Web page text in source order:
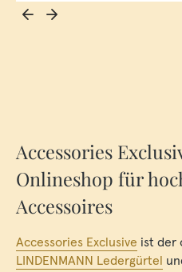
Accessories
Onlineshop für
Accessoires
Accessories Exclusive ist der
LINDENMANN Ledergürtel